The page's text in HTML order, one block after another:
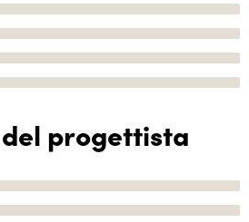
progettista